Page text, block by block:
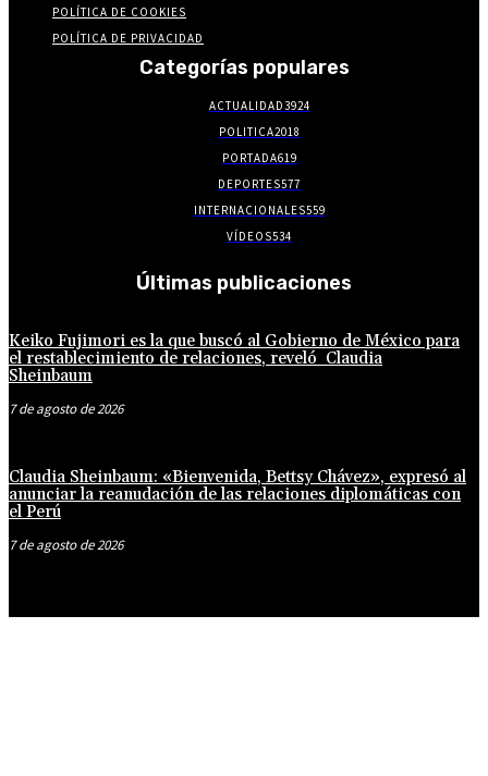
POLÍTICA DE COOKIES
POLÍTICA DE PRIVACIDAD
Categorías populares
ACTUALIDAD3924
POLITICA2018
PORTADA619
DEPORTES577
INTERNACIONALES559
VÍDEOS534
Últimas publicaciones
Keiko Fujimori es la que buscó al Gobierno de México para
el restablecimiento de relaciones, reveló Claudia
Sheinbaum
7 de agosto de 2026
Claudia Sheinbaum: «Bienvenida, Bettsy Chávez», expresó al
anunciar la reanudación de las relaciones diplomáticas con
el Perú
7 de agosto de 2026